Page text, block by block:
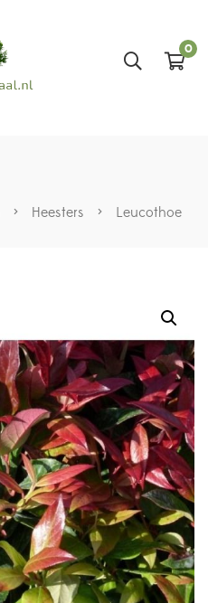
0
> Heesters >
Leucothoe